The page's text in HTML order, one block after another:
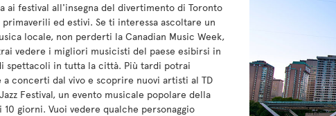
ai festival all'insegna del divertimento di Toronto
primaverili ed estivi. Se ti interessa ascoltare un
locale, non perderti la Canadian Music Week,
vedere i migliori musicisti del paese esibirsi in
spettacoli in tutta la città. Più tardi potrai
a concerti dal vivo e scoprire nuovi artisti al TD
Festival, un evento musicale popolare della
10 giorni. Vuoi vedere qualche personaggio